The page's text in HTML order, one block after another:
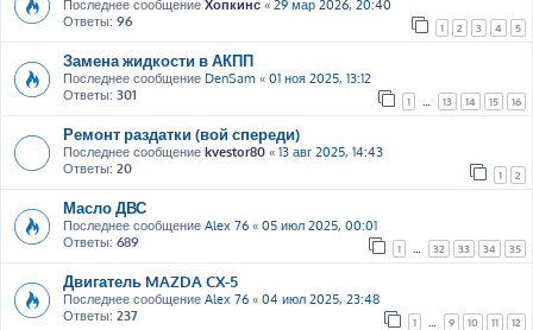
Последнее сообщение Хопкинс « 29 мар 2026, 20:40
Ответы: 96 1 2 3 4 5
Замена жидкости в АКПП
Последнее сообщение DenSam « 01 ноя 2025, 13:12
Ответы: 301 1 13 14 15 16
Ремонт раздатки (вой спереди)
Последнее сообщение kvestor80 « 13 авг 2025, 14:43
Ответы: 20 1 2
Масло ДВС
Последнее сообщение Alex 76 « 05 июл 2025, 00:01
Ответы: 689 1 32 33 34 35
Двигатель MAZDA CX-5
Последнее сообщение Alex 76 « 04 июл 2025, 23:48
Ответы: 237 1 9 10 11 12